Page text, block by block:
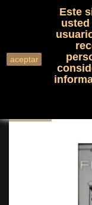
search
aceptar
Este